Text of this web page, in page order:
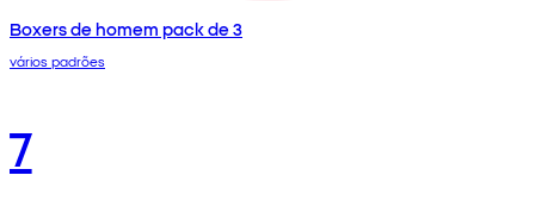
Boxers de homem pack de 3
vários padrões
7